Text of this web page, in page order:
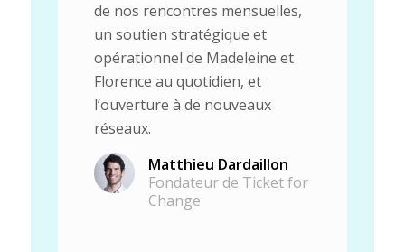
de nos rencontres mensuelles,
un soutien stratégique et
opérationnel de Madeleine et
Florence au quotidien, et
l’ouverture à de nouveaux
réseaux.
Matthieu Dardaillon
Fondateur de Ticket for
Change